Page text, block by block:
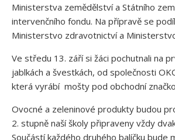
Ministerstva zemědělství a Státního
intervenčního fondu. Na přípravě se
Ministerstvo zdravotnictví a
Ve středu 13. září si žáci pochutnali na
jablkách a švestkách, od společnosti
která vyrábí mošty pod obchodní
Ovocné a zeleninové produkty budou
2. stupně naší školy připraveny vždy
Součástí každého druhého balíčku bude